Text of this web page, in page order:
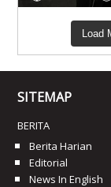
Load
SITEMAP
BERITA
Berita Harian
Editorial
News In English